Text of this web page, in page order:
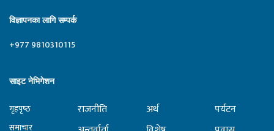
विज्ञापनका लागि सम्पर्क
+977 9810310115
साइट नेभिगेशन
गृहपृष्‍ठ
समाचार
राजनीति
अर्थ
पर्यटन